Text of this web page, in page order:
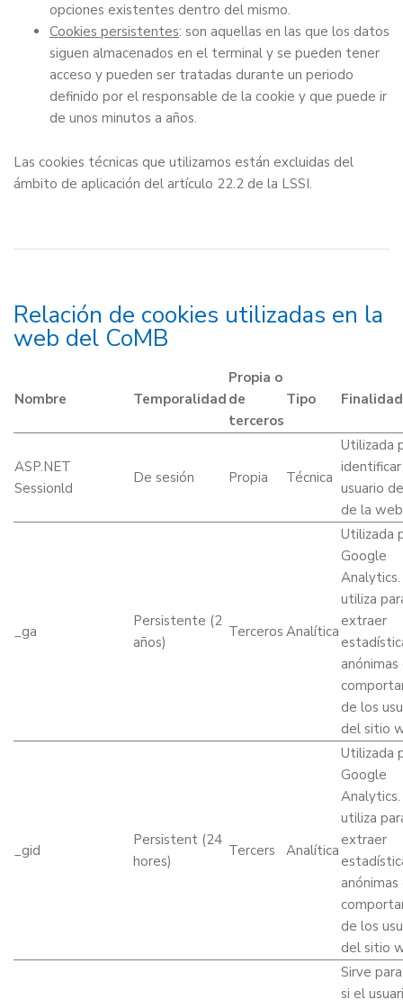
opciones existentes dentro del mismo.
Cookies persistentes: son aquellas en las que los datos
siguen almacenados en el terminal y se pueden tener
acceso y pueden ser tratadas durante un periodo
definido por el responsable de la cookie y que puede ir
de unos minutos a años.
Las cookies técnicas que utilizamos están excluidas del
ámbito de aplicación del artículo 22.2 de la LSSI.
Relación de cookies utilizadas en la
web del CoMB
Nombre Temporalidad
Propia o
de
terceros
Tipo Finalidad
ASP.NET
Sessionld
De sesión Propia Técnica
Utilizada
identificar
usuario
de la
_ga
Persistente (2
años)
Terceros Analítica
Utilizada
Google
Analytics.
utiliza
extraer
de los
del sitio
_gid
Persistent (24
hores)
Tercers Analítica
Utilizada
Google
Analytics.
utiliza
extraer
de los
del sitio
Sirve
si el